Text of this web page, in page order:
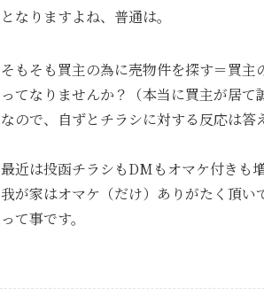
となりますよね、普通は。
そもそも買主の為に売物件を探す＝買主
ってなりませんか？（本当に買主が居て
なので、自ずとチラシに対する反応は答
最近は投函チラシもDMもオマケ付きも増
我が家はオマケ（だけ）ありがたく頂い
って事です。